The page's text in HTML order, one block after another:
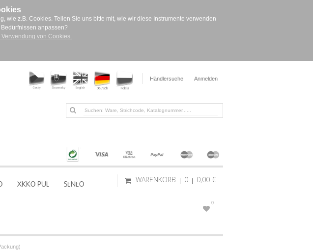
wie z.B. Cookies. Teilen Sie uns bitte mit, wie wir diese Instrumente verwenden
anpassen?
von Cookies.
Händlersuche Anmelden
XKKO PUL SENEO WARENKORB 0 0,00 €
0